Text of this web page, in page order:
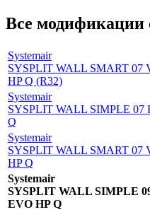
Все модификации
Systemair
SYSPLIT WALL SMART 07
HP Q (R32)
Systemair
SYSPLIT WALL SIMPLE 07
Q
Systemair
SYSPLIT WALL SMART 07
HP Q
Systemair
SYSPLIT WALL SIMPLE
EVO HP Q